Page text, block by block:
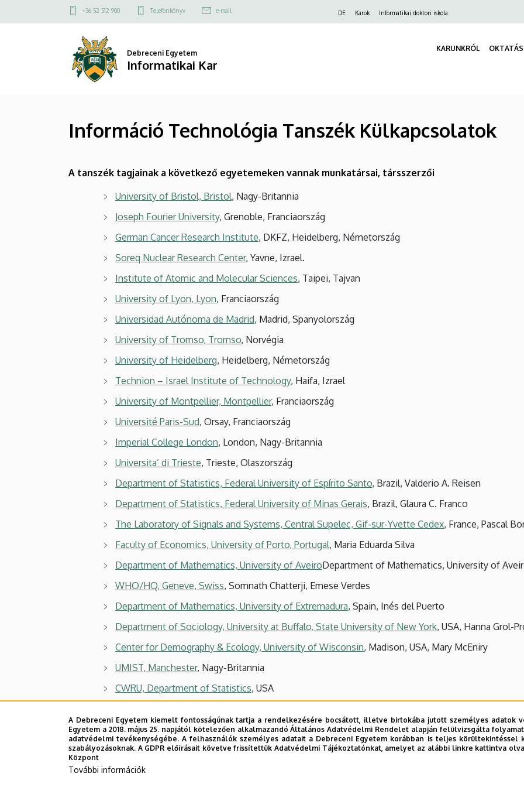
Információ
Technológia
Külkapcsolatok
Informatikai
a
Felső
menü
+36 52 512 900 Telefonkönyv e-mail DE Karok Informatikai doktori iskola
Debreceni Egyetem
Informatikai Kar
KARUNKRÓL OKTATÁS
Információ Technológia Tanszék Külkapcsolatok
A tanszék tagjainak a következő egyetemeken vannak munkatársai, társszerzői
University of Bristol, Bristol, Nagy-Britannia
Joseph Fourier University, Grenoble, Franciaország
German Cancer Research Institute, DKFZ, Heidelberg, Németország
Soreq Nuclear Research Center, Yavne, Izrael.
Institute of Atomic and Molecular Sciences, Taipei, Tajvan
University of Lyon, Lyon, Franciaország
Universidad Autónoma de Madrid, Madrid, Spanyolország
University of Tromso, Tromso, Norvégia
University of Heidelberg, Heidelberg, Németország
Technion – Israel Institute of Technology, Haifa, Izrael
University of Montpellier, Montpellier, Franciaország
Université Paris-Sud, Orsay, Franciaország
Imperial College London, London, Nagy-Britannia
Universita’ di Trieste, Trieste, Olaszország
Department of Statistics, Federal University of Espírito Santo, Brazil, Valderio A. Reisen
Department of Statistics, Federal University of Minas Gerais, Brazil, Glaura C. Franco
The Laboratory of Signals and Systems, Central Supelec, Gif-sur-Yvette Cedex, France, Pascal
Faculty of Economics, University of Porto, Portugal, Maria Eduarda Silva
Department of Mathematics, University of AveiroDepartment of Mathematics, University of
WHO/HQ, Geneve, Swiss, Somnath Chatterji, Emese Verdes
Department of Mathematics, University of Extremadura, Spain, Inés del Puerto
Department of Sociology, University at Buffalo, State University of New York, USA, Hanna Grol-
Center for Demography & Ecology, University of Wisconsin, Madison, USA, Mary McEniry
UMIST, Manchester, Nagy-Britannia
CWRU, Department of Statistics, USA
WSU, Department of Mathematics, USA
Cardiff University, School of Mathematics, Cardiff, Wales,Nagy-Britannia
National Technical University of Ukraine Kiev Polytechnic Institute
A Debreceni Egyetem kiemelt fontosságúnak tartja a rendelkezésére bocsátott, illetve birtokába jutott személyes adatok
Egyetem a 2018. május 25. napjától kötelezően alkalmazandó Általános Adatvédelmi Rendelet alapján felülvizsgálta
adatvédelmi tevékenységébe. A felhasználók személyes adatait a Debreceni Egyetem korábban is teljes
szabályozásoknak. A GDPR előírásait követve frissítettük Adatvédelmi Tájékoztatónkat, amelyet az alábbi linkre kattintva
Központ
További információk